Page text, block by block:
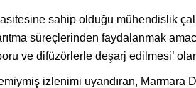
sahip olduğu mühendislik
süreçlerinden faydalanmak
ve difüzörlerle deşarj edilmesi’
izlenimi uyandıran, Marmara